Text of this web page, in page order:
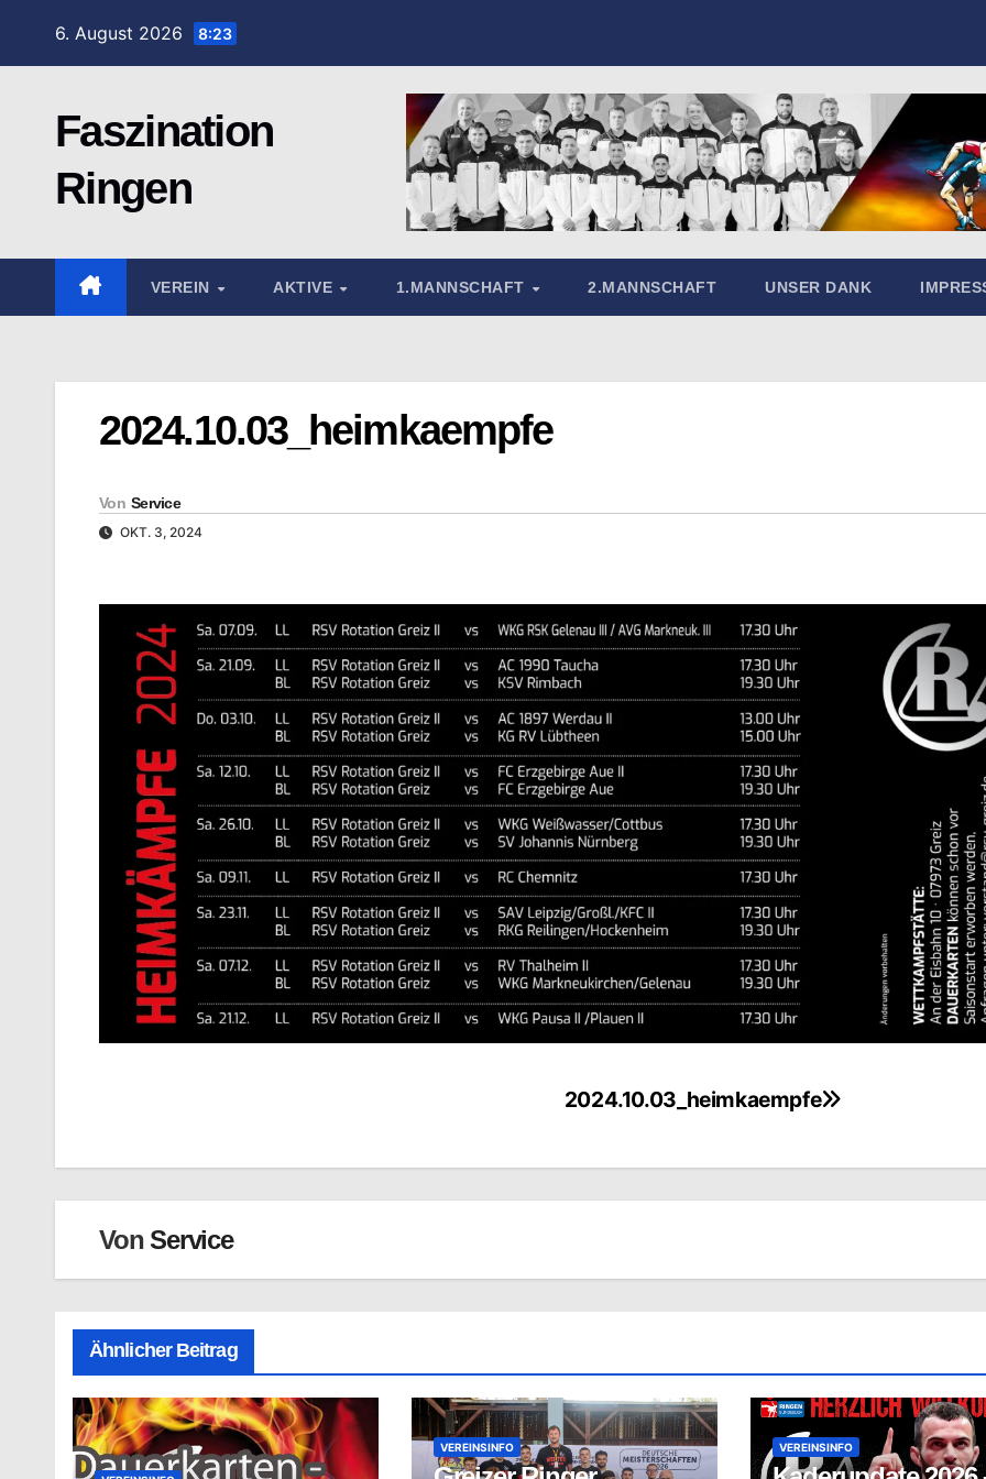
6. August 2026 8:23
Faszination
Ringen
VEREIN AKTIVE 1.MANNSCHAFT 2.MANNSCHAFT UNSER DANK
2024.10.03_heimkaempfe
Von Service
OKT. 3, 2024
2024.10.03_heimkaempfe
VonService
Ähnlicher Beitrag
VEREINSINFO VEREINSINFO